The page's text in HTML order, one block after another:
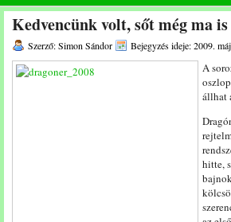
Kedvencünk volt, sőt még ma
Szerző: Simon Sándor Bejegyzés ideje: 2009.
A
állhat
hitte,